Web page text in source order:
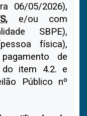
06/05/2026),
e/ou com
SBPE),
física),
de
item 4.2. e
Público nº